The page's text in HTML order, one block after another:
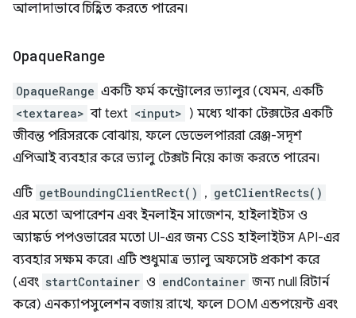
আলাদাভাবে চিহ্নিত করতে পারেন।
OpaqueRange
OpaqueRange একটি ফর্ম কন্ট্রোলের ভ্যালুর (যেমন, একটি
<textarea> বা text <input> ) মধ্যে থাকা টেক্সটের একটি
জীবন্ত পরিসরকে বোঝায়, ফলে ডেভেলপাররা রেঞ্জ-সদৃশ
এপিআই ব্যবহার করে ভ্যালু টেক্সট নিয়ে কাজ করতে পারেন।
এটি getBoundingClientRect() , getClientRects()
এর মতো অপারেশন এবং ইনলাইন সাজেশন, হাইলাইটস ও
অ্যাঙ্কর্ড পপওভারের মতো UI-এর জন্য CSS হাইলাইটস API-এর
ব্যবহার সক্ষম করে। এটি শুধুমাত্র ভ্যালু অফসেট প্রকাশ করে
(এবং startContainer ও endContainer জন্য null রিটার্ন
করে) এনক্যাপসুলেশন বজায় রাখে, ফলে DOM এন্ডপয়েন্ট এবং